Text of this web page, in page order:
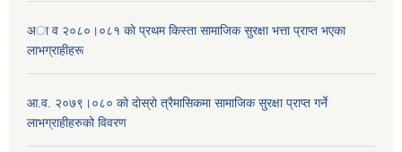
अा व २०८०।०८१ काे प्रथम किस्ता सामाजिक सुरक्षा भत्ता प्राप्त भएका
लाभग्राहीहरू
आ.व. २०७९।०८० को दाेस्राे त्रैमासिकमा सामाजिक सुरक्षा प्राप्त गर्ने
लाभग्राहीहरुको विवरण